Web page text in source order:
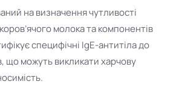
на визначення чутливості
молока та компонентів
специфічні IgE-антитіла до
що можуть викликати харчову